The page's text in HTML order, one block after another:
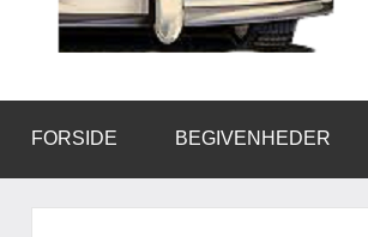
FORSIDE BEGIVENHEDER